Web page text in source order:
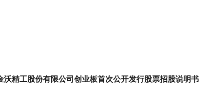
沃精工股份有限公司创业板首次公开发行股票招股说明书